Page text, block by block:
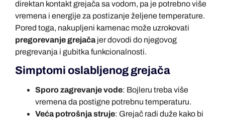
direktan kontakt grejača sa vodom, pa je potrebno više
vremena i energije za postizanje željene temperature.
Pored toga, nakupljeni kamenac može uzrokovati
pregorevanje grejačajer dovodi do njegovog
pregrevanja i gubitka funkcionalnosti.
Simptomi oslabljenog grejača
Sporo zagrevanje vode: Bojleru treba više
vremena da postigne potrebnu temperaturu.
Veća potrošnja struje: Grejač radi duže kako bi